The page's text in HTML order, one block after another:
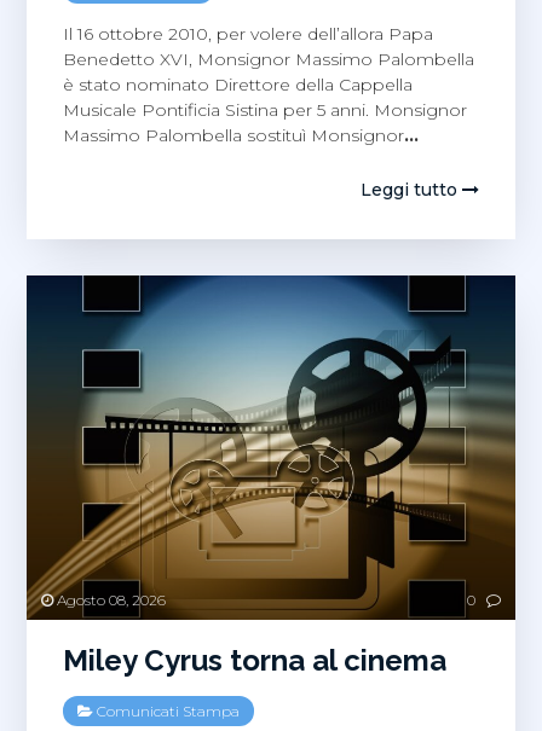
Il 16 ottobre 2010, per volere dell’allora Papa
Benedetto XVI, Monsignor Massimo Palombella
è stato nominato Direttore della Cappella
Musicale Pontificia Sistina per 5 anni. Monsignor
Massimo Palombella sostituì Monsignor…
Leggi tutto
Agosto 08, 2026 0
Miley Cyrus torna al cinema
Comunicati Stampa